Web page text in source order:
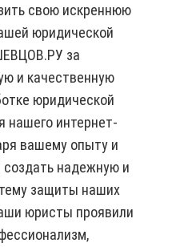
свою искреннюю
юридической
за
и качественную
юридической
нашего интернет-
вашему опыту и
надежную и
защиты наших
юристы проявили